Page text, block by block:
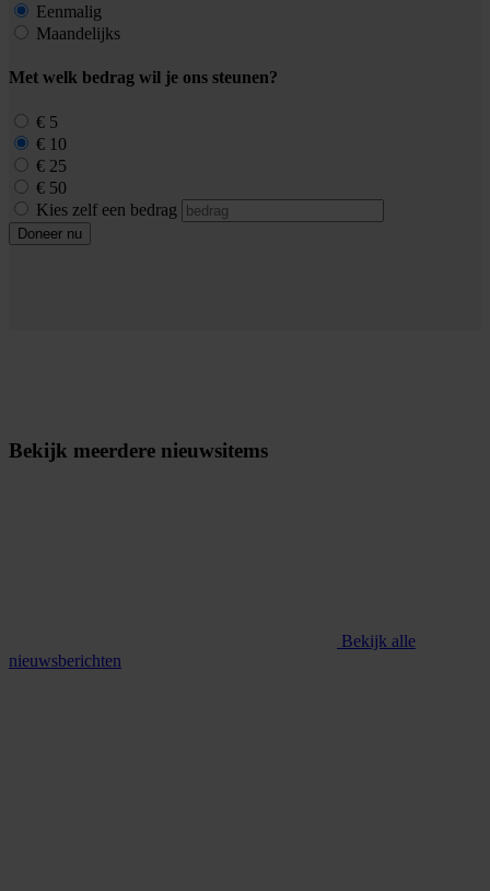
Eenmalig
Maandelijks
Met welk bedrag wil je ons steunen?
€ 5
€ 10
€ 25
€ 50
Kies zelf een bedrag
Doneer nu
Bekijk meerdere nieuwsitems
Bekijk alle
nieuwsberichten